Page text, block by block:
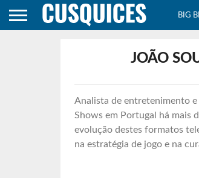
BIG
JOÃO
Analista de entretenimento
Shows em Portugal há mais
evolução destes formatos
na estratégia de jogo e na